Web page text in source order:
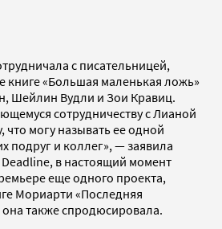
с писательницей,
книге «Большая маленькая ложь»
Шейлин Вудли и Зои Кравиц.
сотрудничеству с Лианой
что могу называть ее одной
подруг и коллег», — заявила
в настоящий момент
еще одного проекта,
Мориарти «Последняя
также спродюсировала.